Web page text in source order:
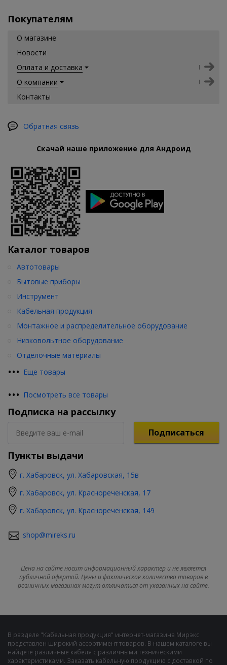
Покупателям
О магазине
Новости
Оплата и доставка
О компании
Контакты
Обратная связь
Скачай наше приложение для Андроид
Каталог товаров
••• Еще товары
Автотовары
Бытовые приборы
Инструмент
Кабельная продукция
Монтажное и распределительное оборудование
Низковольтное оборудование
Отделочные материалы
••• Посмотреть все товары
Подписка на рассылку
Подписаться
Пункты выдачи
г. Хабаровск, ул. Хабаровская, 15в
г. Хабаровск, ул. Краснореченская, 17
г. Хабаровск, ул. Краснореченская, 149
shop@mireks.ru
Цена на сайте носит информационный характер и не является
публичной офертой. Цены и фактическое количество товаров в
розничных магазинах могут отличаться от указанных на сайте.
В разделе "Кабельная продукция" интернет-магазина Мирэкс
представлен широкий ассортимент товаров. В нашем каталоге вы
найдете различные кабеля с различными техническими
характеристиками. Заказать кабельную продукцию с доставкой по